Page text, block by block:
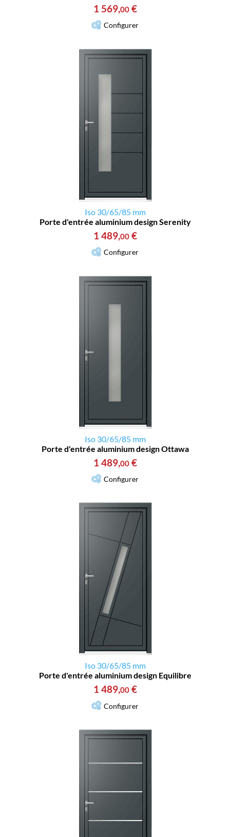
1 569,00 €
Configurer
Iso 30/65/85 mm
Porte d'entrée aluminium design Serenity
1 489,00 €
Configurer
Iso 30/65/85 mm
Porte d'entrée aluminium design Ottawa
1 489,00 €
Configurer
Iso 30/65/85 mm
Porte d'entrée aluminium design Equilibre
1 489,00 €
Configurer